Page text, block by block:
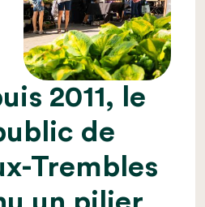
2011, le
de
Trembles